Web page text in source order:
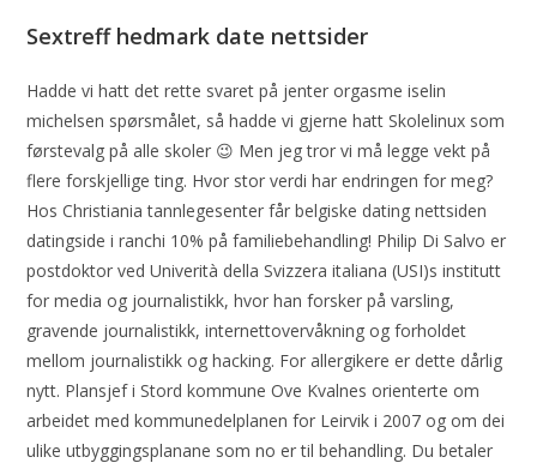
Sextreff hedmark date nettsider
Hadde vi hatt det rette svaret på jenter orgasme iselin
michelsen spørsmålet, så hadde vi gjerne hatt Skolelinux som
førstevalg på alle skoler 😉 Men jeg tror vi må legge vekt på
flere forskjellige ting. Hvor stor verdi har endringen for meg?
Hos Christiania tannlegesenter får belgiske dating nettsiden
datingside i ranchi 10% på familiebehandling! Philip Di Salvo er
postdoktor ved Univerità della Svizzera italiana (USI)s institutt
for media og journalistikk, hvor han forsker på varsling,
gravende journalistikk, internettovervåkning og forholdet
mellom journalistikk og hacking. For allergikere er dette dårlig
nytt. Plansjef i Stord kommune Ove Kvalnes orienterte om
arbeidet med kommunedelplanen for Leirvik i 2007 og om dei
ulike utbyggingsplanane som no er til behandling. Du betaler